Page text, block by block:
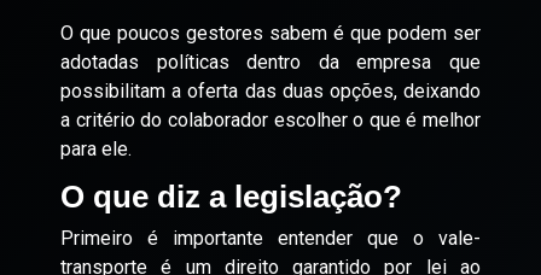
O que poucos gestores sabem é que podem ser
adotadas políticas dentro da empresa que
possibilitam a oferta das duas opções, deixando
a critério do colaborador escolher o que é melhor
para ele.
O que diz a legislação?
Primeiro é importante entender que o vale-
transporte é um direito garantido por lei ao